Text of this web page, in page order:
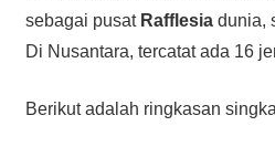
sebagai pusat Rafflesiadunia,
Di Nusantara, tercatat ada 16
Berikut adalah ringkasan